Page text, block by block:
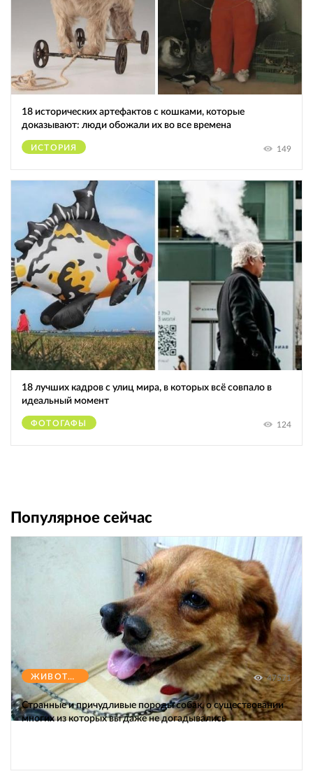
18 исторических артефактов с кошками, которые
доказывают: люди обожали их во все времена
ИСТОРИЯ 149
18 лучших кадров с улиц мира, в которых всё совпало в
идеальный момент
ФОТОГАФЫ 124
Популярное сейчас
ЖИВОТНЫЕ 47571
Странные и причудливые породы собак, о существовании
многих из которых вы даже не догадывались